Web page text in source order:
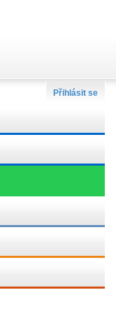
Přihlásit se